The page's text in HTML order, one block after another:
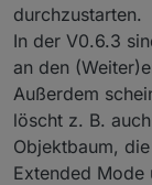
durchzustarten.
In der V0.6.3
an den
Außerdem
löscht z. B.
Objektbaum,
Extended Mode